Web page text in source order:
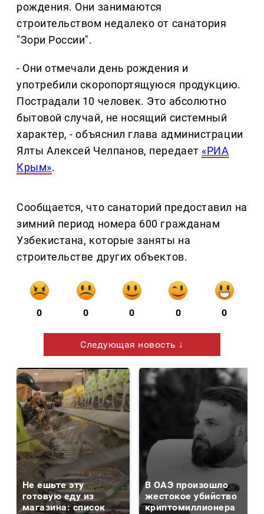
рождения. Они занимаются
строительством недалеко от санатория
"Зори России".
- Они отмечали день рождения и
употребили скоропортящуюся продукцию.
Пострадали 10 человек. Это абсолютно
бытовой случай, не носящий системный
характер, - объяснил глава администрации
Ялты Алексей Челпанов, передает «РИА
Крым».
Сообщается, что санаторий предоставил на
зимний период номера 600 гражданам
Узбекистана, которые заняты на
строительстве других объектов.
0 0 0 0 0
Следующая новость ↓
Не ешьте эту
готовую еду из
магазина: список
В ОАЭ произошло
жестокое убийство
криптомиллионера